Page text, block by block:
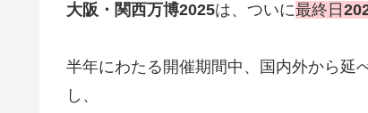
大阪・関西万博2025は、ついに最終日
半年にわたる開催期間中、国内外から延
し、